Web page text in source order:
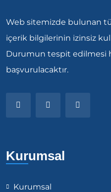
Web sitemizde bulunan
içerik bilgilerinin izinsiz
Durumun tespit edilmesi
başvurulacaktır.
Kurumsal
Kurumsal